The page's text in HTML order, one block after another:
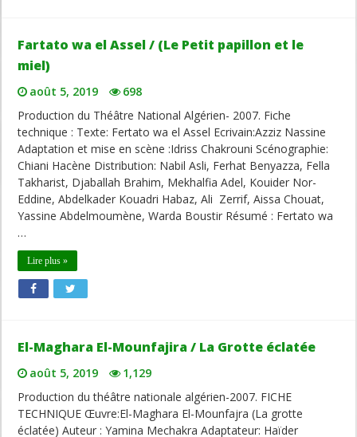
Fartato wa el Assel / (Le Petit papillon et le
miel)
août 5, 2019
698
Production du Théâtre National Algérien- 2007. Fiche
technique : Texte: Fertato wa el Assel Ecrivain:Azziz Nassine
Adaptation et mise en scène :Idriss Chakrouni Scénographie:
Chiani Hacène Distribution: Nabil Asli, Ferhat Benyazza, Fella
Takharist, Djaballah Brahim, Mekhalfia Adel, Kouider Nor-
Eddine, Abdelkader Kouadri Habaz, Ali Zerrif, Aissa Chouat,
Yassine Abdelmoumène, Warda Boustir Résumé : Fertato wa
…
Lire plus »
El-Maghara El-Mounfajira / La Grotte éclatée
août 5, 2019
1,129
Production du théâtre nationale algérien-2007. FICHE
TECHNIQUE Œuvre:El-Maghara El-Mounfajra (La grotte
éclatée) Auteur : Yamina Mechakra Adaptateur: Haïder